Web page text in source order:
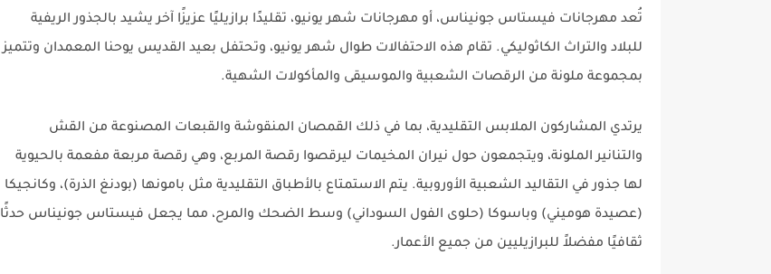
تُعد مهرجانات فيستاس جونيناس، أو مهرجانات شهر يونيو، تقليدًا برازيليًا عزيزًا آخر يشيد بالجذور الريفية
للبلاد والتراث الكاثوليكي. تقام هذه الاحتفالات طوال شهر يونيو، وتحتفل بعيد القديس يوحنا المعمدان وتتميز
بمجموعة ملونة من الرقصات الشعبية والموسيقى والمأكولات الشهية.
يرتدي المشاركون الملابس التقليدية، بما في ذلك القمصان المنقوشة والقبعات المصنوعة من القش
والتنانير الملونة، ويتجمعون حول نيران المخيمات ليرقصوا رقصة المربع، وهي رقصة مربعة مفعمة بالحيوية
لها جذور في التقاليد الشعبية الأوروبية. يتم الاستمتاع بالأطباق التقليدية مثل بامونها (بودنغ الذرة)، وكانجيكا
(عصيدة هوميني) وباسوكا (حلوى الفول السوداني) وسط الضحك والمرح، مما يجعل فيستاس جونيناس حدثًا
ثقافيًا مفضلاً للبرازيليين من جميع الأعمار.